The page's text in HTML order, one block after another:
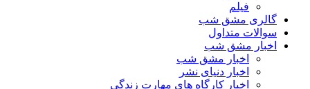
فیلم
گالری مشق شب
سوالات متداول
اخبار مشق شب
اخبار مشق شب
اخبار دنیای نشر
اخبار کارگاه های مهارت زندگی